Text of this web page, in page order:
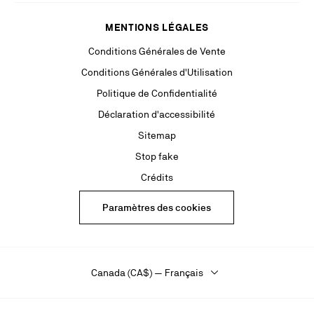
MENTIONS LÉGALES
Conditions Générales de Vente
Conditions Générales d'Utilisation
Politique de Confidentialité
Déclaration d'accessibilité
Sitemap
Stop fake
Crédits
Paramètres des cookies
Canada (CA$) — Français